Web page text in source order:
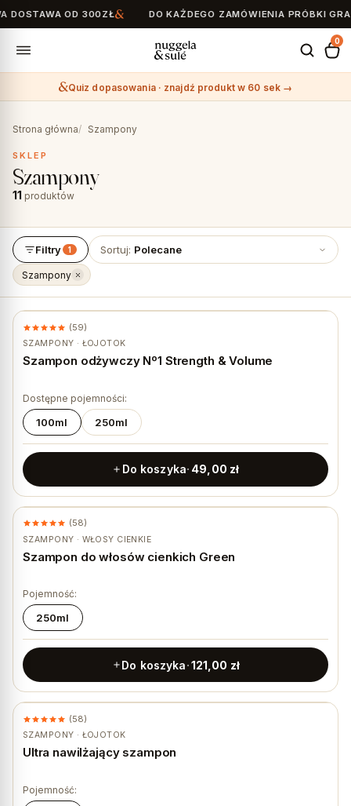
OD 300ZŁ DO KAŻDEGO ZAMÓWIENIA PRÓBKI
0
Quiz dopasowania · znajdź produkt w 60 sek →
Strona główna Szampony
SKLEP
Szampony
11 produktów
Filtry 1
Szampony
Sortuj: Polecane
★ #1 BESTSELLER
SZAMPONY · ŁOJOTOK
Szampon odżywczy Nº1 Strength & Volume
(59)
Dostępne pojemności:
100ml 250ml
Do koszyka 49,00 zł
★ #1 BESTSELLER
SZAMPONY · WŁOSY CIENKIE
Szampon do włosów cienkich Green
(58)
Pojemność:
250ml
Do koszyka 121,00 zł
★ #1 BESTSELLER
SZAMPONY · ŁOJOTOK
Ultra nawilżający szampon
(58)
Pojemność: